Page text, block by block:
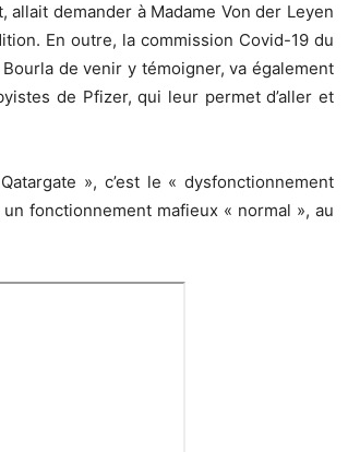
allait demander à Madame Von der Leyen
En outre, la commission Covid-19 du
de venir y témoigner, va également
de Pfizer, qui leur permet d’aller et
», c’est le « dysfonctionnement
fonctionnement mafieux « normal », au